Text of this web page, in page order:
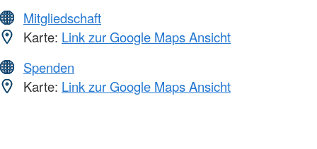
Mitgliedschaft
Karte: Link zur Google Maps Ansicht
Spenden
Karte: Link zur Google Maps Ansicht